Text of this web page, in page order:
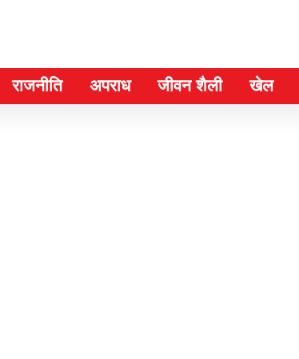
राजनीति अपराध जीवन शैली खेल